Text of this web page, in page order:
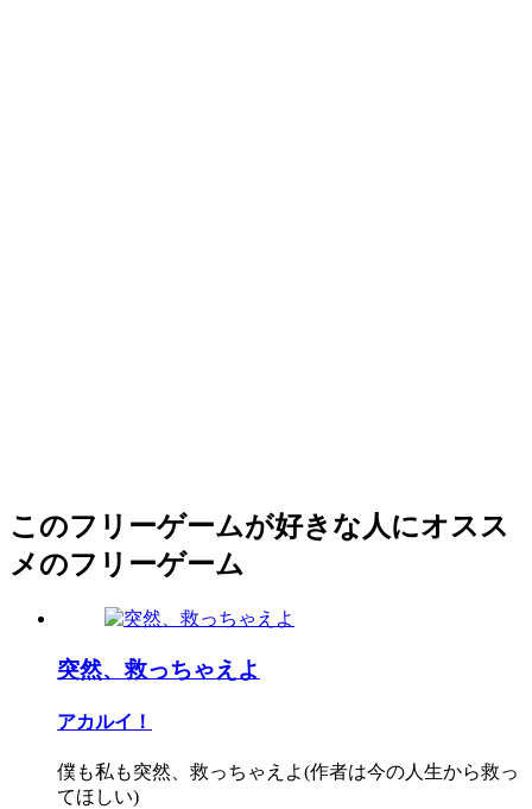
このフリーゲームが好きな人にオスス
メのフリーゲーム
突然、救っちゃえよ
アカルイ！
僕も私も突然、救っちゃえよ(作者は今の人生から救っ
てほしい)